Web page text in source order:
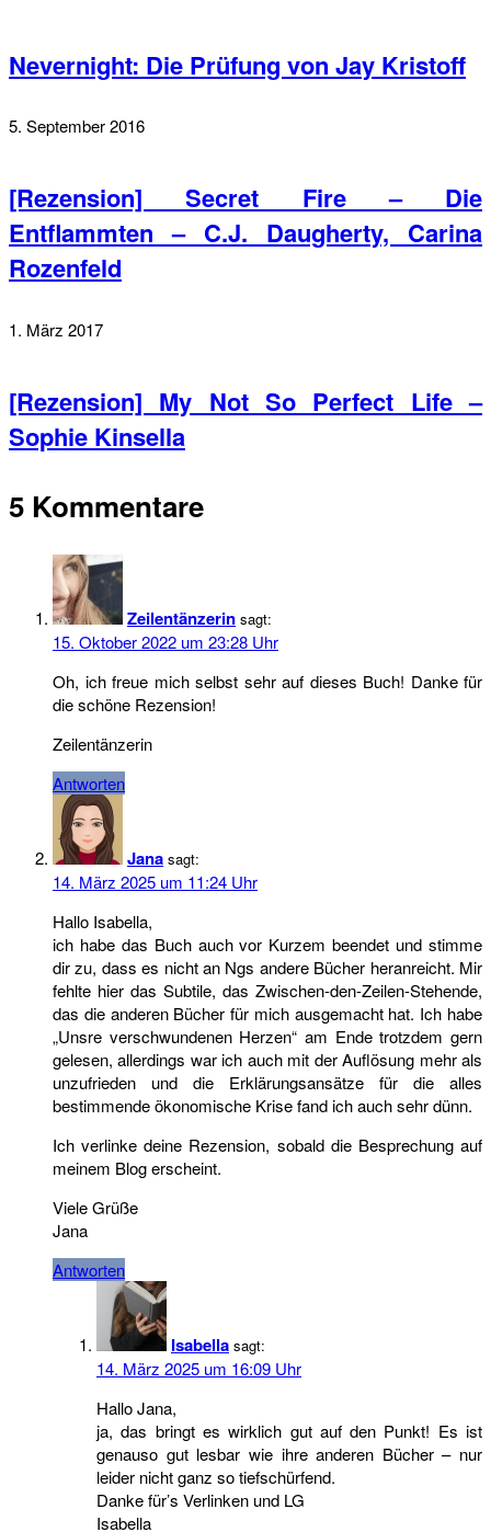
Nevernight: Die Prüfung von Jay Kristoff
5. September 2016
[Rezension] Secret Fire – Die
Entflammten – C.J. Daugherty, Carina
Rozenfeld
1. März 2017
[Rezension] My Not So Perfect Life –
Sophie Kinsella
5 Kommentare
Zeilentänzerin sagt:
15. Oktober 2022 um 23:28 Uhr
Oh, ich freue mich selbst sehr auf dieses Buch! Danke für
die schöne Rezension!
Zeilentänzerin
Antworten
Jana sagt:
14. März 2025 um 11:24 Uhr
Hallo Isabella,
ich habe das Buch auch vor Kurzem beendet und stimme
dir zu, dass es nicht an Ngs andere Bücher heranreicht. Mir
fehlte hier das Subtile, das Zwischen-den-Zeilen-Stehende,
das die anderen Bücher für mich ausgemacht hat. Ich habe
„Unsre verschwundenen Herzen“ am Ende trotzdem gern
gelesen, allerdings war ich auch mit der Auflösung mehr als
unzufrieden und die Erklärungsansätze für die alles
bestimmende ökonomische Krise fand ich auch sehr dünn.
Ich verlinke deine Rezension, sobald die Besprechung auf
meinem Blog erscheint.
Viele Grüße
Jana
Antworten
Isabella sagt:
14. März 2025 um 16:09 Uhr
Hallo Jana,
ja, das bringt es wirklich gut auf den Punkt! Es ist
genauso gut lesbar wie ihre anderen Bücher – nur
leider nicht ganz so tiefschürfend.
Danke für’s Verlinken und LG
Isabella